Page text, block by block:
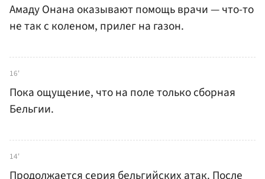
Амаду Онана оказывают помощь врачи — что-то
не так с коленом, прилег на газон.
16'
Пока ощущение, что на поле только сборная
Бельгии.
14'
Продолжается серия бельгийских атак. После